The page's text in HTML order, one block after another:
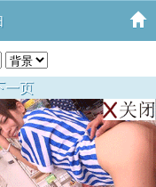
一页